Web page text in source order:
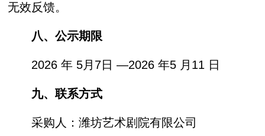
无效反馈。
八、公示期限
2026 年 5月7日 —2026 年5 月11 日
九、联系方式
采购人：潍坊艺术剧院有限公司